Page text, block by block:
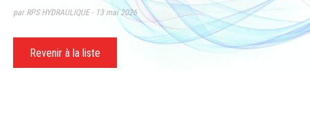
par RPS HYDRAULIQUE 13 mai 2026
Revenir à la liste